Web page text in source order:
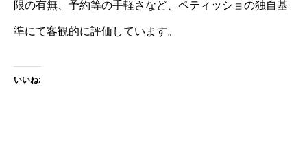
限の有無、予約等の手軽さなど、ペティッショの独自基
準にて客観的に評価しています。
いいね: